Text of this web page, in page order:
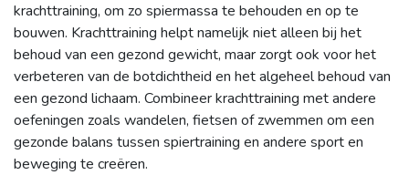
krachttraining, om zo spiermassa te behouden en op te
bouwen. Krachttraining helpt namelijk niet alleen bij het
behoud van een gezond gewicht, maar zorgt ook voor het
verbeteren van de botdichtheid en het algeheel behoud van
een gezond lichaam. Combineer krachttraining met andere
oefeningen zoals wandelen, fietsen of zwemmen om een ​​
gezonde balans tussen spiertraining en andere sport en
beweging te creëren.